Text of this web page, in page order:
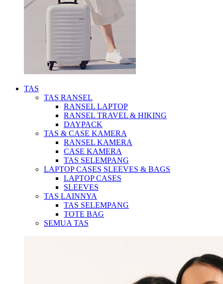
TAS
TAS RANSEL
RANSEL LAPTOP
RANSEL TRAVEL & HIKING
DAYPACK
TAS & CASE KAMERA
RANSEL KAMERA
CASE KAMERA
TAS SELEMPANG
LAPTOP CASES SLEEVES & BAGS
LAPTOP CASES
SLEEVES
TAS LAINNYA
TAS SELEMPANG
TOTE BAG
SEMUA TAS